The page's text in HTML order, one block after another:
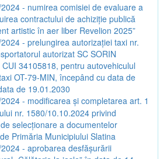
- numirea comisiei de evaluare a
contractului de achiziție publică
artistic în aer liber Revelion 2025”
- prelungirea autorizației taxi nr.
autorizat SC SORIN
34105818, pentru autovehiculul
OT-79-MIN, începând cu data de
de 19.01.2030
- modificarea și completarea art. 1
nr. 1580/10.10.2024 privind
selecționare a documentelor
Primăria Municipiului Slatina
- aprobarea desfășurării